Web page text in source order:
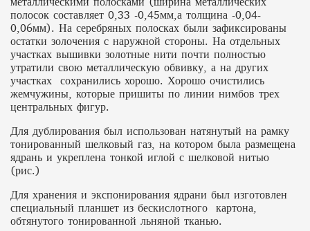
полосок составляет 0,33 -0,45мм,а толщина -0,04-
0,06мм). На серебряных полосках были зафиксированы
остатки золочения с наружной стороны. На отдельных
участках вышивки золотные нити почти полностью
утратили свою металлическую обвивку, а на других
участках сохранились хорошо. Хорошо очистились
жемчужины, которые пришиты по линии нимбов трех
центральных фигур.
Для дублирования был использован натянутый на рамку
тонированный шелковый газ, на котором была размещена
ядрань и укреплена тонкой иглой с шелковой нитью
(рис.)
Для хранения и экспонирования ядрани был изготовлен
специальный планшет из бескислотного картона,
обтянутого тонированной льняной тканью.